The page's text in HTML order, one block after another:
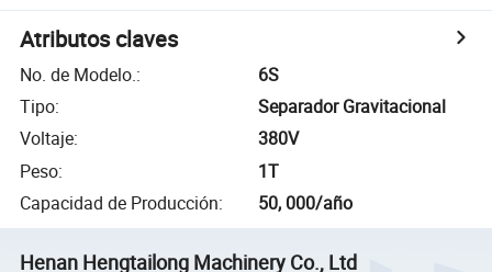
Atributos claves
No. de Modelo.:
6S
Tipo:
Separador Gravitacional
Voltaje:
380V
Peso:
1T
Capacidad de Producción: 50, 000/año
Henan Hengtailong Machinery Co., Ltd